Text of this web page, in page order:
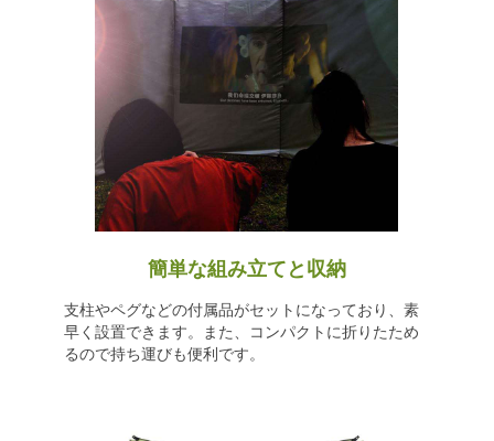
簡単な組み立てと収納
支柱やペグなどの付属品がセットになっており、素
早く設置できます。また、コンパクトに折りたため
るので持ち運びも便利です。